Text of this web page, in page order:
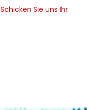
Schicken Sie uns Ihr